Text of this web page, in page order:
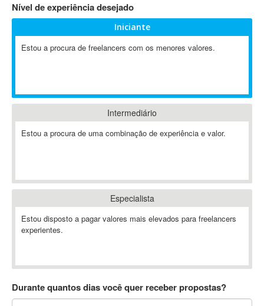
802.11
A-GPS
ABAP
Abaqus
ABBYY FineReader
Ableton
Ableton Push
Abstract
AC3
Nível de experiência desejado
Iniciante
Estou a procura de freelancers com os menores valores.
Intermediário
Estou a procura de uma combinação de experiência e valor.
Especialista
Estou disposto a pagar valores mais elevados para freelancers
experientes.
Durante quantos dias você quer receber propostas?